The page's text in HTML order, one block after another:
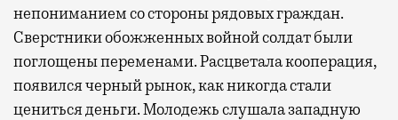
непониманием со стороны рядовых граждан.
Сверстники обожженных войной солдат были
поглощены переменами. Расцветала кооперация,
появился черный рынок, как никогда стали
цениться деньги. Молодежь слушала западную